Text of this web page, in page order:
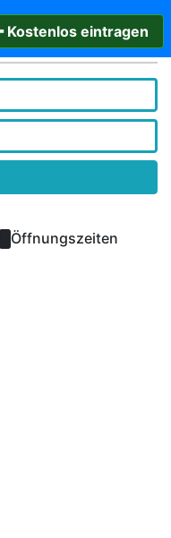
Kostenlos eintragen
Öffnungszeiten